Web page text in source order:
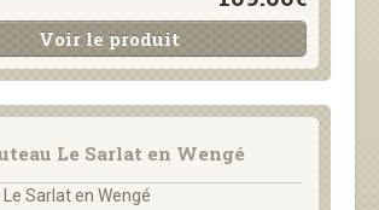
Voir le produit
Le Sarlat en Wengé